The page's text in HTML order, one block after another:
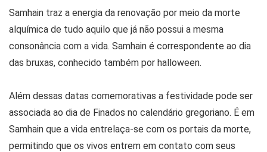
Samhain traz a energia da renovação por meio da morte
alquímica de tudo aquilo que já não possui a mesma
consonância com a vida. Samhain é correspondente ao dia
das bruxas, conhecido também por halloween.
Além dessas datas comemorativas a festividade pode ser
associada ao dia de Finados no calendário gregoriano. É em
Samhain que a vida entrelaça-se com os portais da morte,
permitindo que os vivos entrem em contato com seus